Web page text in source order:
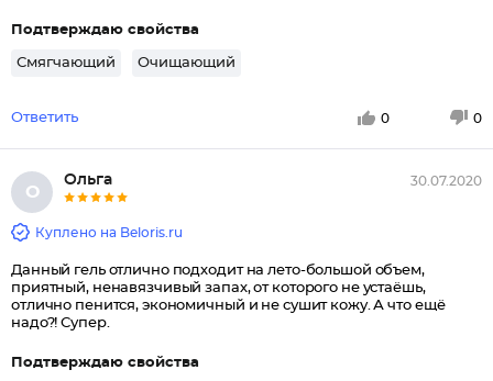
Подтверждаю свойства
Смягчающий Очищающий
Ответить 0 0
О
Ольга 30.07.2020
Куплено на Beloris.ru
Данный гель отлично подходит на лето-большой объем,
приятный, ненавязчивый запах, от которого не устаёшь,
отлично пенится, экономичный и не сушит кожу. А что ещё
надо?! Супер.
Подтверждаю свойства